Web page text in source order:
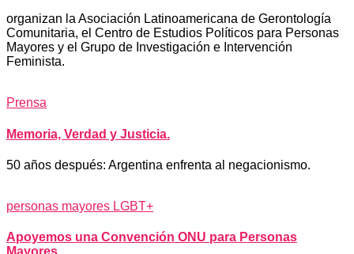
organizan la Asociación Latinoamericana de Gerontología
Comunitaria, el Centro de Estudios Políticos para Personas
Mayores y el Grupo de Investigación e Intervención
Feminista.
Prensa
Memoria, Verdad y Justicia.
50 años después: Argentina enfrenta al negacionismo.
personas mayores LGBT+
Apoyemos una Convención ONU para Personas